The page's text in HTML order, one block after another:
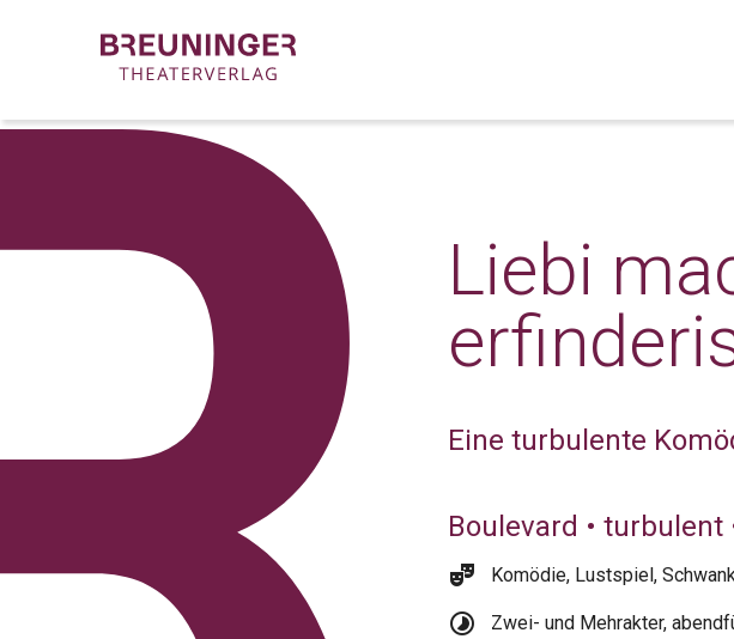
Liebi
Eine turbulente
Boulevard •
theater_comedy Komödie, Lustspiel, Schwank
timelapse Zwei- und Mehrakter,